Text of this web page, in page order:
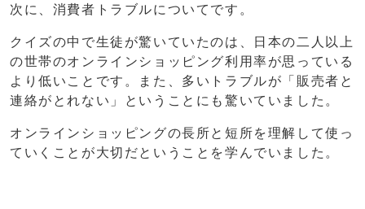
次に、消費者トラブルについてです。
クイズの中で生徒が驚いていたのは、日本の二人以上
の世帯のオンラインショッピング利用率が思っている
より低いことです。また、多いトラブルが「販売者と
連絡がとれない」ということにも驚いていました。
オンラインショッピングの長所と短所を理解して使っ
ていくことが大切だということを学んでいました。